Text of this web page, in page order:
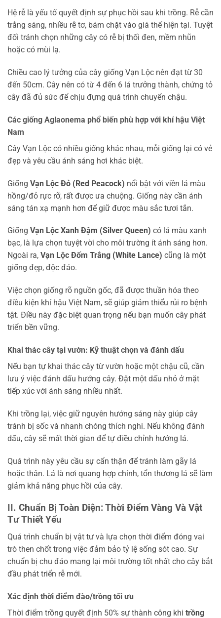
Hệ rễ là yếu tố quyết định sự phục hồi sau khi trồng. Rễ cần
trắng sáng, nhiều rễ tơ, bám chặt vào giá thể hiện tại. Tuyệt
đối tránh chọn những cây có rễ bị thối đen, mềm nhũn
hoặc có mùi lạ.
Chiều cao lý tưởng của cây giống Vạn Lộc nên đạt từ 30
đến 50cm. Cây nên có từ 4 đến 6 lá trưởng thành, chứng tỏ
cây đã đủ sức để chịu đựng quá trình chuyển chậu.
Các giống Aglaonema phổ biến phù hợp với khí hậu Việt
Nam
Cây Vạn Lộc có nhiều giống khác nhau, mỗi giống lại có vẻ
đẹp và yêu cầu ánh sáng hơi khác biệt.
Giống Vạn Lộc Đỏ (Red Peacock) nổi bật với viền lá màu
hồng/đỏ rực rỡ, rất được ưa chuộng. Giống này cần ánh
sáng tán xạ mạnh hơn để giữ được màu sắc tươi tắn.
Giống Vạn Lộc Xanh Đậm (Silver Queen) có lá màu xanh
bạc, là lựa chọn tuyệt vời cho môi trường ít ánh sáng hơn.
Ngoài ra, Vạn Lộc Đốm Trắng (White Lance) cũng là một
giống đẹp, độc đáo.
Việc chọn giống rõ nguồn gốc, đã được thuần hóa theo
điều kiện khí hậu Việt Nam, sẽ giúp giảm thiểu rủi ro bệnh
tật. Điều này đặc biệt quan trọng nếu bạn muốn cây phát
triển bền vững.
Khai thác cây tại vườn: Kỹ thuật chọn và đánh dấu
Nếu bạn tự khai thác cây từ vườn hoặc một chậu cũ, cần
lưu ý việc đánh dấu hướng cây. Đặt một dấu nhỏ ở mặt
tiếp xúc với ánh sáng nhiều nhất.
Khi trồng lại, việc giữ nguyên hướng sáng này giúp cây
tránh bị sốc và nhanh chóng thích nghi. Nếu không đánh
dấu, cây sẽ mất thời gian để tự điều chỉnh hướng lá.
Quá trình này yêu cầu sự cẩn thận để tránh làm gãy lá
hoặc thân. Lá là nơi quang hợp chính, tổn thương lá sẽ làm
giảm khả năng phục hồi của cây.
II. Chuẩn Bị Toàn Diện: Thời Điểm Vàng Và Vật
Tư Thiết Yếu
Quá trình chuẩn bị vật tư và lựa chọn thời điểm đóng vai
trò then chốt trong việc đảm bảo tỷ lệ sống sót cao. Sự
chuẩn bị chu đáo mang lại môi trường tốt nhất cho cây bắt
đầu phát triển rễ mới.
Xác định thời điểm đào/trồng tối ưu
Thời điểm trồng quyết định 50% sự thành công khi trồng